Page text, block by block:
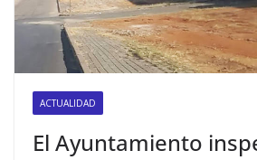
ACTUALIDAD
El Ayuntamiento